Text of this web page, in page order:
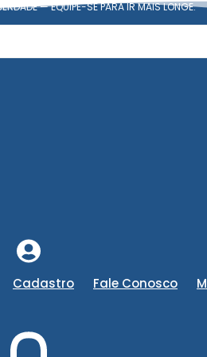
— EQUIPE-SE PARA IR MAIS LONGE.
Cadastro Fale Conosco